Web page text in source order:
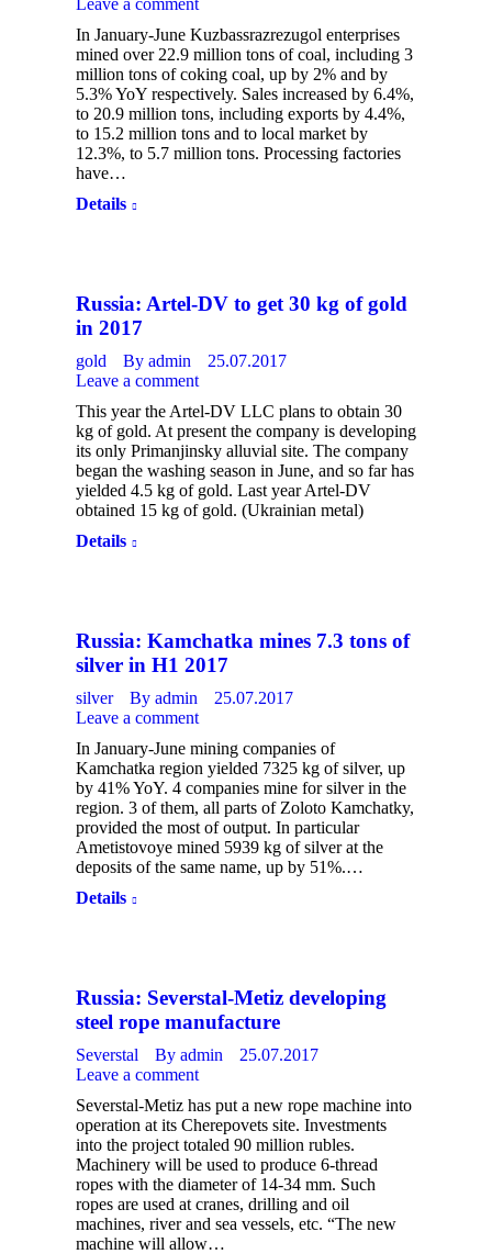
Leave a comment
In January-June Kuzbassrazrezugol enterprises
mined over 22.9 million tons of coal, including 3
million tons of coking coal, up by 2% and by
5.3% YoY respectively. Sales increased by 6.4%,
to 20.9 million tons, including exports by 4.4%,
to 15.2 million tons and to local market by
12.3%, to 5.7 million tons. Processing factories
have…
Details
Russia: Artel-DV to get 30 kg of gold
in 2017
gold By admin
25.07.2017
Leave a comment
This year the Artel-DV LLC plans to obtain 30
kg of gold. At present the company is developing
its only Primanjinsky alluvial site. The company
began the washing season in June, and so far has
yielded 4.5 kg of gold. Last year Artel-DV
obtained 15 kg of gold. (Ukrainian metal)
Details
Russia: Kamchatka mines 7.3 tons of
silver in H1 2017
silver By admin
25.07.2017
Leave a comment
In January-June mining companies of
Kamchatka region yielded 7325 kg of silver, up
by 41% YoY. 4 companies mine for silver in the
region. 3 of them, all parts of Zoloto Kamchatky,
provided the most of output. In particular
Ametistovoye mined 5939 kg of silver at the
deposits of the same name, up by 51%.…
Details
Russia: Severstal-Metiz developing
steel rope manufacture
Severstal By admin
25.07.2017
Leave a comment
Severstal-Metiz has put a new rope machine into
operation at its Cherepovets site. Investments
into the project totaled 90 million rubles.
Machinery will be used to produce 6-thread
ropes with the diameter of 14-34 mm. Such
ropes are used at cranes, drilling and oil
machines, river and sea vessels, etc. “The new
machine will allow…